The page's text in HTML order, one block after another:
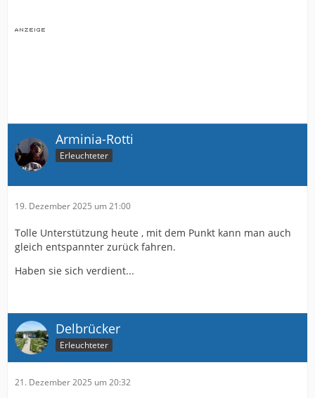
Arminia-Rotti
Erleuchteter
19. Dezember 2025 um 21:00
Tolle Unterstützung heute , mit dem Punkt kann man auch
gleich entspannter zurück fahren.
Haben sie sich verdient...
Delbrücker
Erleuchteter
21. Dezember 2025 um 20:32